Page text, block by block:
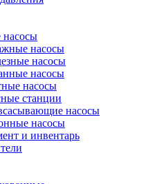
насосы
насосы
насосы
насосы
станции
насосы
насосы
и инвентарь